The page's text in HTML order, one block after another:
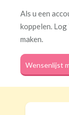
Als u een
koppelen.
maken.
Wensenlijst